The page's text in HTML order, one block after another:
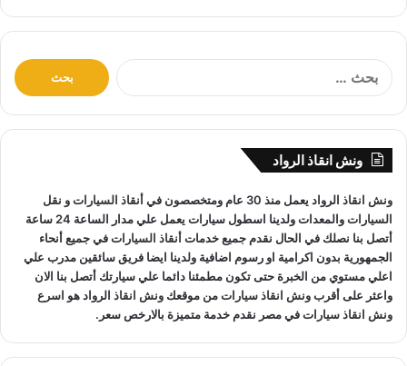
سعر بدون رسوم اضافية و بدون اكراميات.
على مدار 24 ساعة طوال أيام
الأسبوع.
جميع سائقيأوناش الانقاذ
المعدات والتقنيات ورفع السيارات.
ونش انقاذ برج العرب لدينا فريق خدمة عملاء يعمل علي مدار
الساعة و فريق سائقين و وناشين قادرين على التعامل مع كافة
مواقف سيارتك سحب سيارات أو رفع سيارات إنقاذ سيارات
اذا
مما يجعل خدمةانقاذ السياراتسهل على عملائنا.
:
ونش انقاذ الرواد
ونش انقاذ الرواد يعمل منذ 30 عام ومتخصصون في أنقاذ السياراتو نقل
السيارات
والمعدات ولدينا اسطول سيارات يعمل علي مدار الساعة 24 ساعة
أتصل بنا نصلك في الحال نقدم جميع خدماتأنقاذ السياراتفي جميع أنحاء
الجمهورية بدون اكرامية او رسوم اضافية ولدينا ايضا فريق سائقين مدرب علي
اعلي مستوي من الخبرة حتى تكون مطمئنا دائما علي سيارتك أتصل بنا الان
واعثر علىأقرب ونش انقاذ سياراتمن موقعك ونش انقاذ الرواد هو اسرع
ونش انقاذ سياراتفي مصر نقدم خدمة متميزة بالارخص سعر.